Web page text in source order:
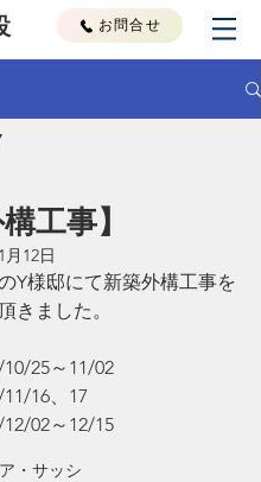
お問合せ
・サッシ
工事】
月12日
Y様邸にて新築外構工事を
きました。
25～11/02
16、17
02～12/15